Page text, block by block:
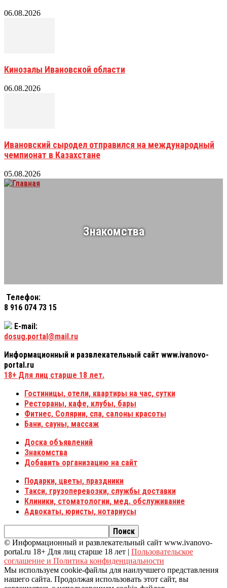
06.08.2026
Кинозалы Ивановской области
06.08.2026
Ивановский сыродел отправился на международный
чемпионат в Казахстане
05.08.2026
Знакомства
Телефон:
8 916 074 73 15
E-mail:
dosug.portal@mail.ru
Информационный и развлекательный сайт www.ivanovo-
portal.ru
18+ Для лиц старше 18 лет.
Гостиницы, отели, квартиры на час, сутки
Рестораны, кафе, клубы, бары
Фитнес, Солярии, спа, салоны красоты
Бани, сауны, массаж
Доска объявлений
Знакомства
Добавить организацию на сайт
Подарки, цветы, праздники
Такси, грузоперевозки, службы доставки
Клиники, стоматологии, мед. обслуживание
Адвокаты, юристы, нотариусы
© Информационный и развлекательный сайт www.ivanovo-
portal.ru 18+ Для лиц старше 18 лет | Пользовательское
соглашение и Политика конфиденциальности
Мы используем cookie-файлы для наилучшего представления
нашего сайта. Продолжая использовать этот сайт, вы